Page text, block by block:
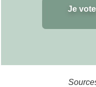
Je